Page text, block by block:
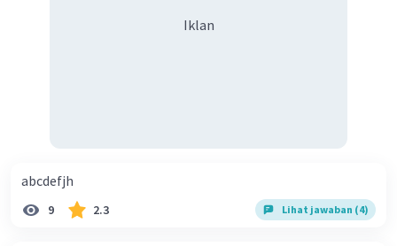
Iklan
abcdefjh
9 2.3 Lihat jawaban (4)